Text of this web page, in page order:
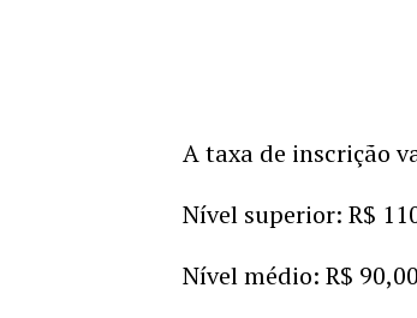
A taxa de inscrição
Nível superior: R$
Nível médio: R$